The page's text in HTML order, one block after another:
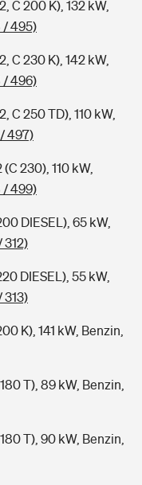
C 200 K), 132 kW,
/ 495)
C 230 K), 142 kW,
/ 496)
C 250 TD), 110 kW,
497)
230), 110 kW,
/ 499)
DIESEL), 65 kW,
312)
DIESEL), 55 kW,
313)
K), 141 kW, Benzin,
T), 89 kW, Benzin,
T), 90 kW, Benzin,